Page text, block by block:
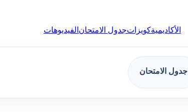
الأكاديميةكويزاتجدول الامتحان الفيديوهات
جدول الامتحان